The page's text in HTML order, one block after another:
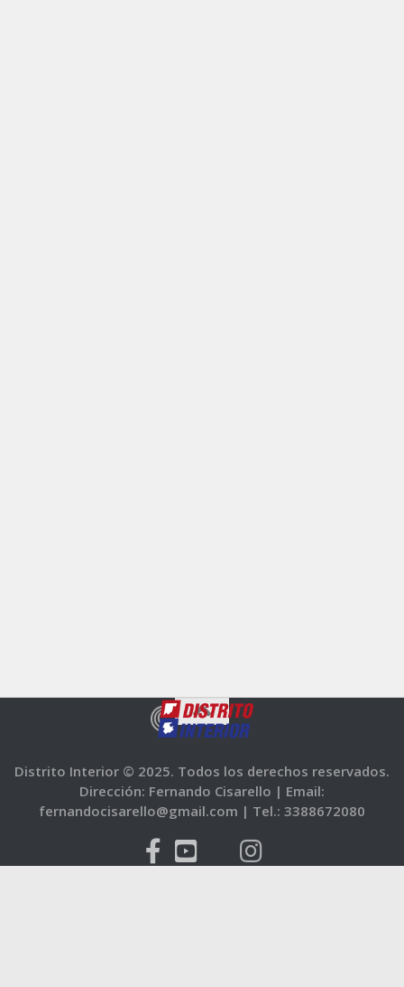
Distrito Interior © 2025. Todos los derechos reservados.
Dirección: Fernando Cisarello | Email:
fernandocisarello@gmail.com | Tel.: 3388672080